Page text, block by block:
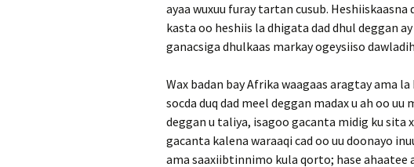
ayaa wuxuu furay tartan cusub.
kasta oo heshiis la dhigata dad dhul deggan
ganacsiga dhulkaas markay ogeysiiso
Wax badan bay Afrika waagaas aragtay ama
socda duq dad meel deggan madax u ah oo
deggan u taliya, isagoo gacanta midig ku sita
gacanta kalena waraaqi cad oo uu doonayo
ama saaxiibtinnimo kula qorto; hase ahaatee